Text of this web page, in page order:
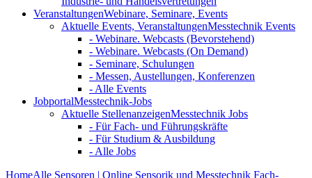
VeranstaltungenWebinare, Seminare, Events
Aktuelle Events, VeranstaltungenMesstechnik Events
- Webinare. Webcasts (Bevorstehend)
- Webinare. Webcasts (On Demand)
- Seminare, Schulungen
- Messen, Austellungen, Konferenzen
- Alle Events
JobportalMesstechnik-Jobs
Aktuelle StellenanzeigenMesstechnik Jobs
- Für Fach- und Führungskräfte
- Für Studium & Ausbildung
- Alle Jobs
HomeAlle Sensoren | Online Sensorik und Messtechnik Fach-